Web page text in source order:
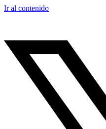
Ir al contenido